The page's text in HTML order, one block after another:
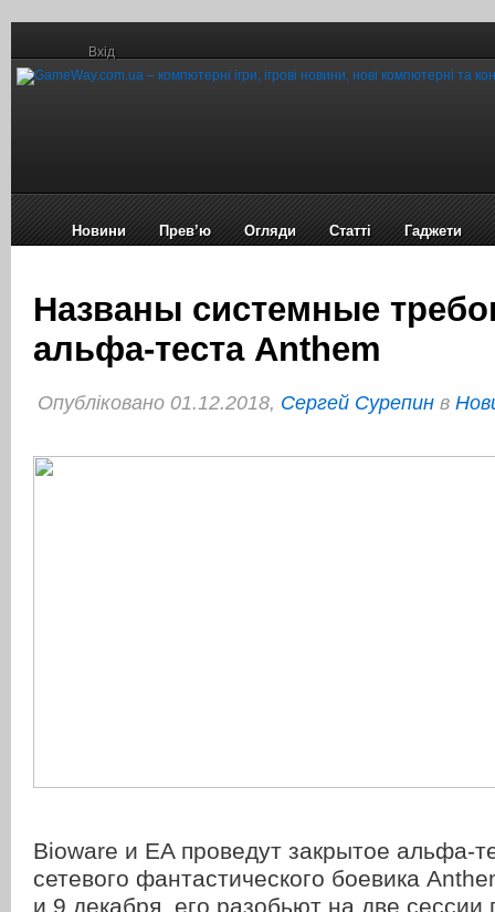
Вхід
Новини Прев’ю Огляди Статті Гаджети
Названы системные
альфа-теста Anthem
Опубліковано 01.12.2018, Сергей Сурепин в
Bioware и EA проведут закрытое альфа-
сетевого фантастического боевика
и 9 декабря, его разобьют на две сессии